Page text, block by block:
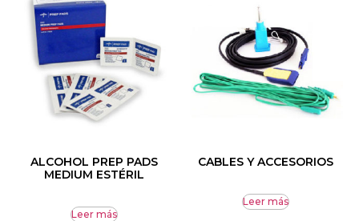
ALCOHOL PREP PADS
MEDIUM ESTÉRIL
Leer más
CABLES Y ACCESORIOS
Leer más